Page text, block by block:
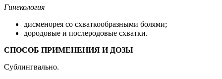
Гинекология
дисменорея со схваткообразными болями;
дородовые и послеродовые схватки.
СПОСОБ ПРИМЕНЕНИЯ И ДОЗЫ
Сублингвально.